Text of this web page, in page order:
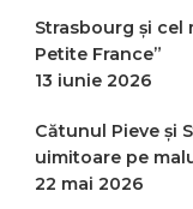
Strasbourg și cel
Petite France”
13 iunie 2026
Cătunul Pieve și
uimitoare pe
22 mai 2026